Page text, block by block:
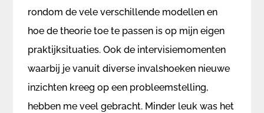
rondom de vele verschillende modellen en
hoe de theorie toe te passen is op mijn eigen
praktijksituaties. Ook de intervisiemomenten
waarbij je vanuit diverse invalshoeken nieuwe
inzichten kreeg op een probleemstelling,
hebben me veel gebracht. Minder leuk was het